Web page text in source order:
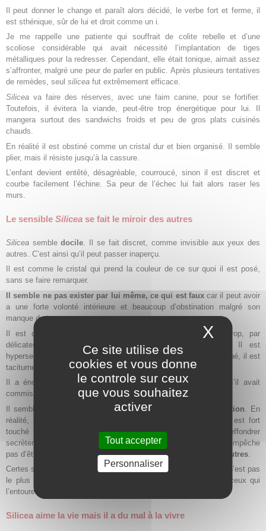
Il peut donner le change et paraît alors décidé, le verbe fort et ferme, il
est sthénique, sûr de lui et droit comme un i.
Je me rappelle une patiente qui souffrait de colite rebelle et d’une
scoliose considérable qui avait nécessité l’implantation de tiges
métalliques pour la redresser. Cependant, elle était tonique, aimait assez
s’affronter, malgré une peur de parler en public. Après plusieurs tentatives
de remèdes, seul silicea fut extrêmement efficace.
Silicea va faire des réserves, avec une faim canine, pour se fortifier.
Toutefois, il évitera la viande, peut-être trop énergétique pour lui. Il
mangera surtout des sandwichs froids et peu de gros plats cuisinés
chauds.
En réalité il est obstiné comme un cristal dur et bien organisé. Il semble
plier, mais il résiste jusqu’à la cassure.
L’enfant devient entêté, désagréable, courroucé, sinon il est discret et
courbe facilement l’échine. Sa peur de l’échec lui fait alors raser les
murs.
Le sensible Silicea se fait le miroir des autres
Silicea sembledocile . Il se fait discret, comme invisible aux yeux des
autres. C’est ainsi qu’il peut passer inaperçu.
Il est comme le cristal qui prend la couleur de ce sur quoi il est posé,
sans se faire remarquer.
Il semble ne pas exister par lui même, ce qui est fauxcar il peut avoir
a une forte volonté intérieure et beaucoup d’obstination malgré son
manque de tonus.
Il est d’une grande sensibilité, mais il ne la montre pas trop, par
délicatesse, ou plutôt par crainte de se faire remarquer. Il est
hypersensible à l’environnement, au bruit. Il n’aime pas être touché, il est
taciturne, ne supporte pas qu’on lui parle.
Il a énormément de scrupules à propos de détails, comme s’il avait
commis le plus grand forfait.
Il semble peu réceptif au regard de l’autre du fait de sa
discrétion . En
réalité, derrière le masque qui le tient à distance de l’autre il est fort
touché par ce que pense son entourage et risque de s’effondrer
secrètement s’il en est ignoré. Son caractère un peu distant ne l’empêche
pas d’être sensible, voire même hypersensible à
des autres
Certes souvent cet être soigneux et consciencieux est effacé et n’est pas
le plus bavard, mais il s’intéresse à son environnement et à ceux qui
l’entourent.
Silicea aime la vie mais il a du mal à la vivre
Ce site utilise des
cookies et vous donne
le controle sur ceux
que vous souhaitez
activer
Tout accepter
Personnaliser
X